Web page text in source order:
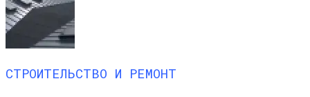
СТРОИТЕЛЬСТВО И РЕМОНТ